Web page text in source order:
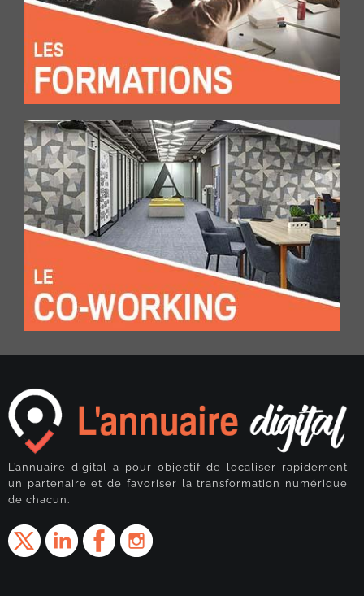
L’annuaire digital a pour objectif de localiser rapidement
un partenaire et de favoriser la transformation numérique
de chacun.